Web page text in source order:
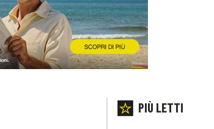
PIÙ LETTI